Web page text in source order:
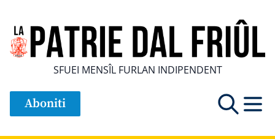
SFUEI MENSÎL FURLAN INDIPENDENT
Aboniti